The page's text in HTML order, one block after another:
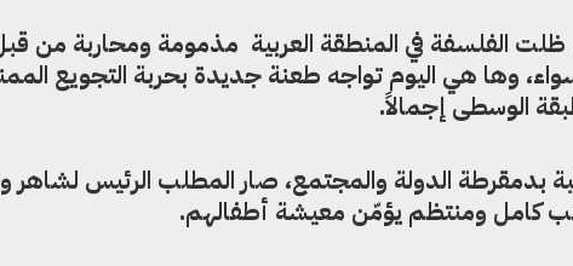
الفلسفة في المنطقة العربية مذمومة ومحاربة من
وها هي اليوم تواجه طعنة جديدة بحربة التجويع
الوسطى إجمالاً.
بدمقرطة الدولة والمجتمع، صار المطلب الرئيس لشاهر
كامل ومنتظم يؤمّن معيشة أطفالهم.